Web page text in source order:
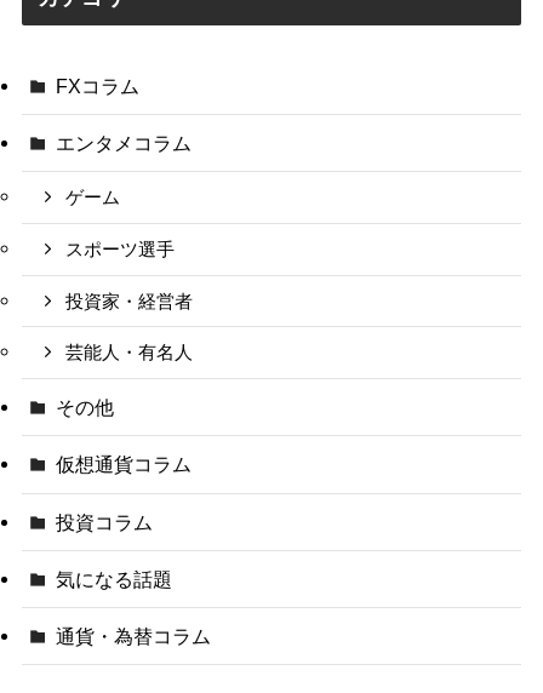
FXコラム
エンタメコラム
ゲーム
スポーツ選手
投資家・経営者
芸能人・有名人
その他
仮想通貨コラム
投資コラム
気になる話題
通貨・為替コラム